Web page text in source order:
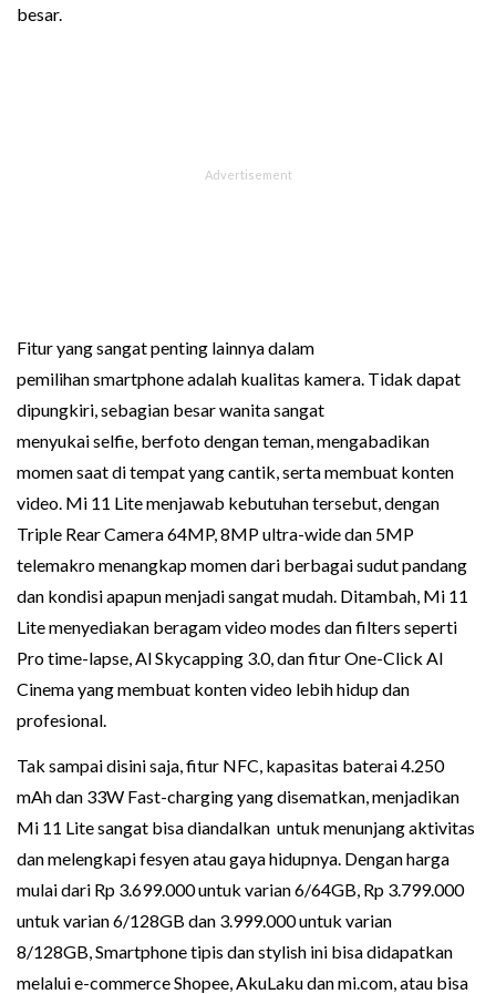
besar.
Fitur yang sangat penting lainnya dalam
pemilihan smartphone adalah kualitas kamera. Tidak dapat
dipungkiri, sebagian besar wanita sangat
menyukai selfie, berfoto dengan teman, mengabadikan
momen saat di tempat yang cantik, serta membuat konten
video. Mi 11 Lite menjawab kebutuhan tersebut, dengan
Triple Rear Camera 64MP, 8MP ultra-wide dan 5MP
telemakro menangkap momen dari berbagai sudut pandang
dan kondisi apapun menjadi sangat mudah. Ditambah, Mi 11
Lite menyediakan beragam video modes dan filters seperti
Pro time-lapse, Al Skycapping 3.0, dan fitur One-Click AI
Cinema yang membuat konten video lebih hidup dan
profesional.
Tak sampai disini saja, fitur NFC, kapasitas baterai 4.250
mAh dan 33W Fast-charging yang disematkan, menjadikan
Mi 11 Lite sangat bisa diandalkan untuk menunjang aktivitas
dan melengkapi fesyen atau gaya hidupnya. Dengan harga
mulai dari Rp 3.699.000 untuk varian 6/64GB, Rp 3.799.000
untuk varian 6/128GB dan 3.999.000 untuk varian
8/128GB, Smartphone tipis dan stylish ini bisa didapatkan
melalui e-commerce Shopee, AkuLaku dan mi.com, atau bisa